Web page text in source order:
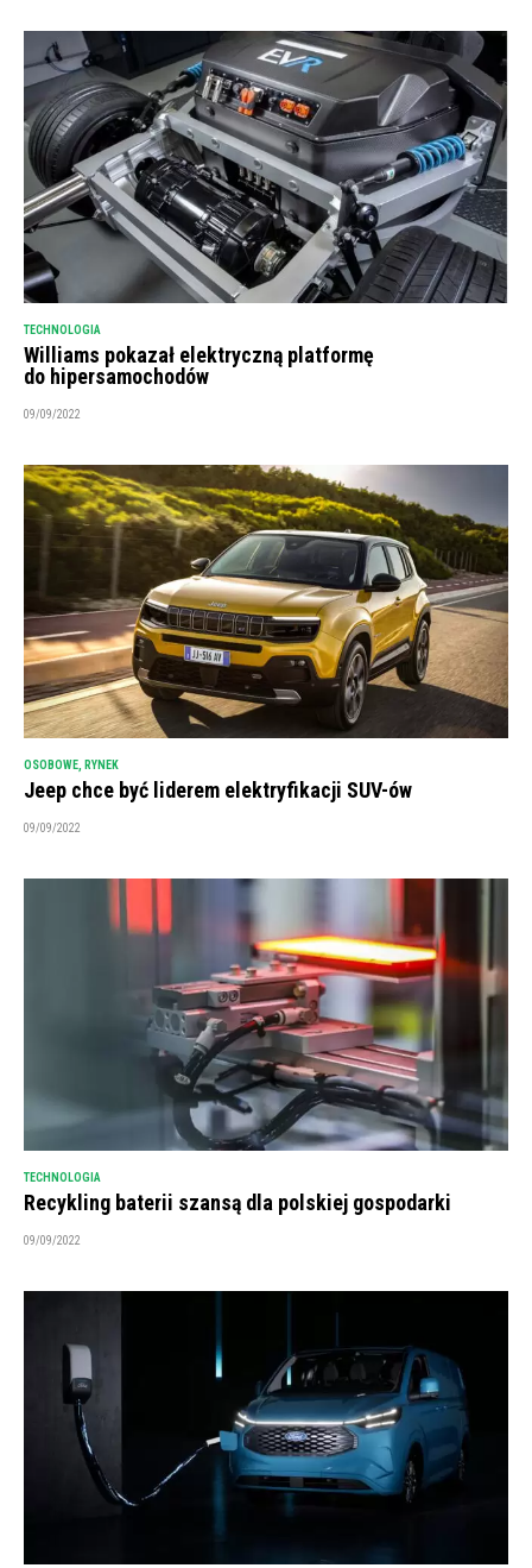
TECHNOLOGIA
Williams pokazał elektryczną platformę
do hipersamochodów
09/09/2022
OSOBOWE RYNEK
Jeep chce być liderem elektryfikacji SUV-ów
09/09/2022
TECHNOLOGIA
Recykling baterii szansą dla polskiej gospodarki
09/09/2022